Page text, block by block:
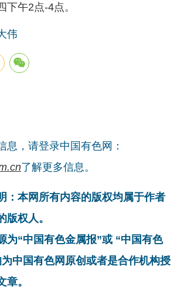
下午2点-4点。
伟
息，请登录中国有色网：
了解更多信息。
：本网所有内容的版权均属于作者
版权人。
为“中国有色金属报”或 “中国有色
中国有色网原创或者是合作机构授
章。